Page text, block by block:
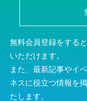
無料会員登録をする
いただけます。
また、最新記事やイ
ネスに役立つ情報を
たします。